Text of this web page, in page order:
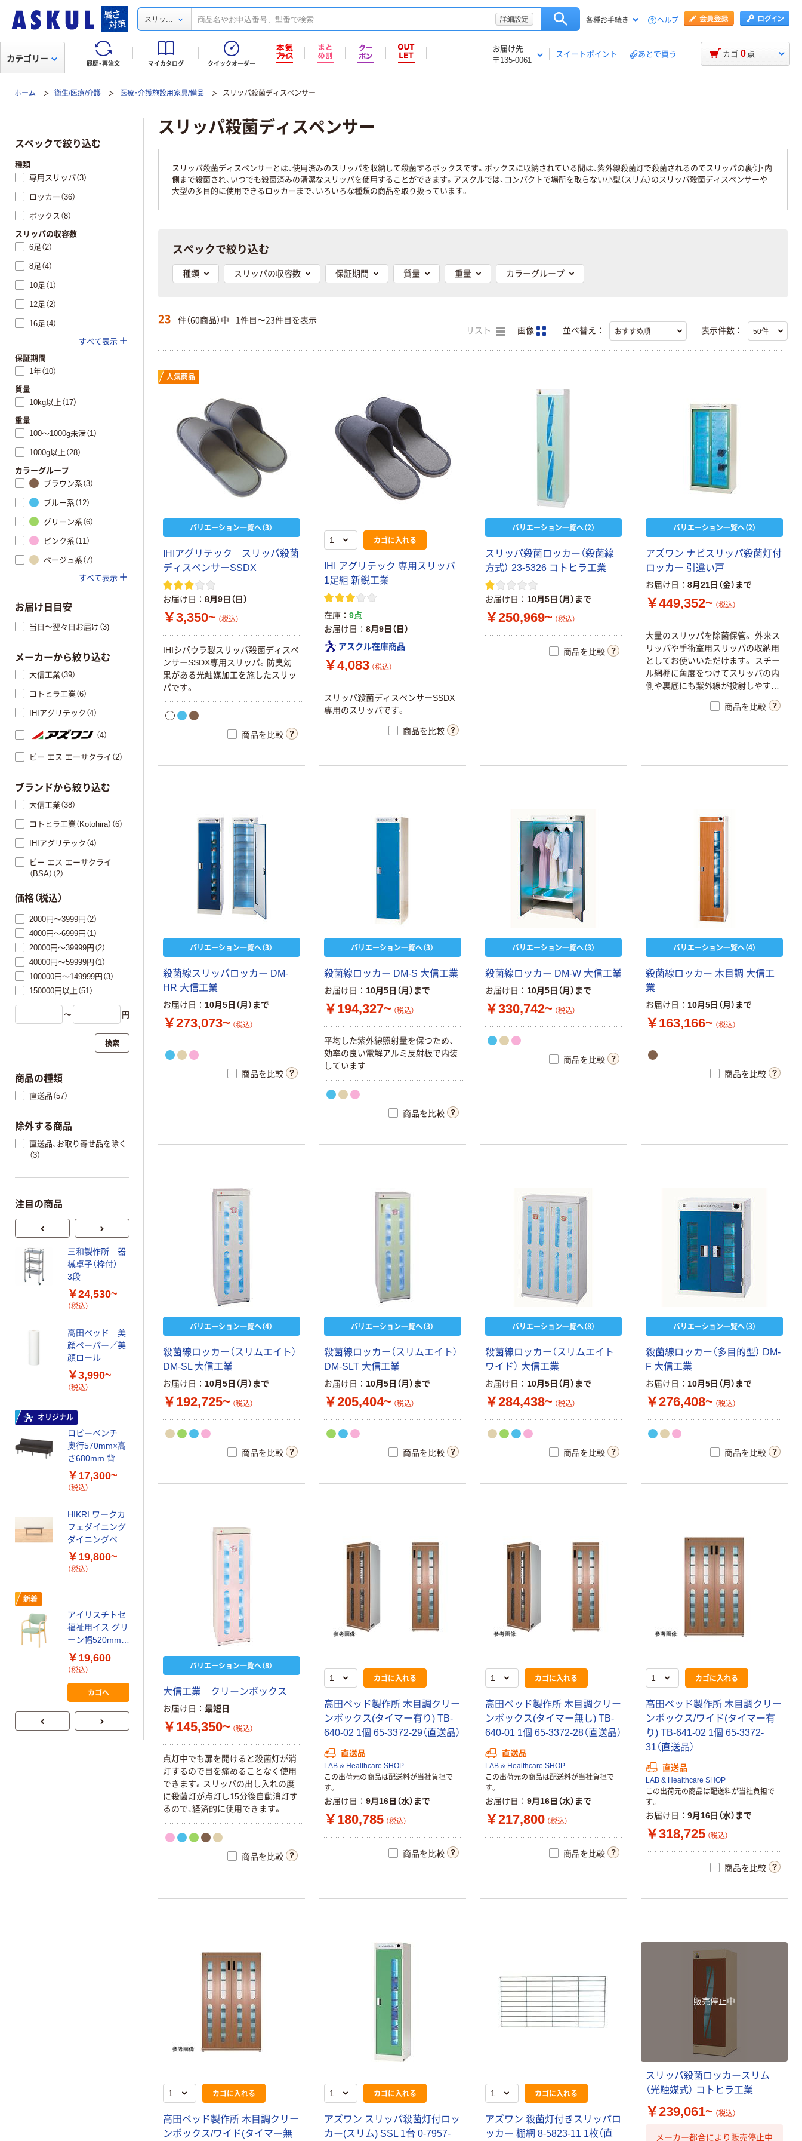
スリッ ... 詳細設定 各種お手続き ヘルプ
履歴・再注文 マイカタログ クイックオーダー
お届け先
〒135-0061
スイートポイント あとで買う
カテゴリー カゴ 0 点
ホーム 衛生/医療/介護 医療・介護施設用家具/備品 スリッパ殺菌ディスペンサー
スリッパ殺菌ディスペンサー
スリッパ殺菌ディスペンサーとは、使用済みのスリッパを収納して殺菌するボックスです。ボックスに収納されている間は、紫外線殺菌灯で殺菌されるのでスリッパの裏側・内
側まで殺菌され、いつでも殺菌済みの清潔なスリッパを使用することができます。アスクルでは、コンパクトで場所を取らない小型（スリム）のスリッパ殺菌ディスペンサーや
大型の多目的に使用できるロッカーまで、いろいろな種類の商品を取り扱っています。
スペックで絞り込む
種類 スリッパの収容数 保証期間 質量 重量 カラーグループ
23 件（60商品）中 1件目〜23件目を表示
リスト 画像 並べ替え： 表示件数：
人気商品
バリエーション一覧へ（3）
IHIアグリテック スリッパ殺菌
ディスペンサーSSDX
お届け日 8月9日（日）
￥3,350~ （税込）
IHIシバウラ製スリッパ殺菌ディスペ
ンサーSSDX専用スリッパ。防臭効
果がある光触媒加工を施したスリッ
パです。
商品を比較
カゴに入れる
IHI アグリテック 専用スリッパ
1足組 新鋭工業
在庫
9点
お届け日
8月9日（日）
アスクル在庫商品
￥4,083 （税込）
スリッパ殺菌ディスペンサーSSDX
専用のスリッパです。
商品を比較
バリエーション一覧へ（2）
スリッパ殺菌ロッカー（殺菌線
方式） 23-5326 コトヒラ工業
お届け日 10月5日（月）まで
￥250,969~ （税込）
商品を比較
バリエーション一覧へ（2）
アズワン ナビスリッパ殺菌灯付
ロッカー 引違い戸
お届け日 8月21日（金）まで
￥449,352~ （税込）
大量のスリッパを除菌保管。 外来ス
リッパや手術室用スリッパの収納用
としてお使いいただけます。 スチー
ル網棚に角度をつけてスリッパの内
側や裏底にも紫外線が投射しやすく
なっています。 引き違い戸なので、
狭い所でも出し入れが容易です。 使
商品を比較
バリエーション一覧へ（3）
殺菌線スリッパロッカー DM-
HR 大信工業
お届け日 10月5日（月）まで
￥273,073~ （税込）
商品を比較
バリエーション一覧へ（3）
殺菌線ロッカー DM-S 大信工業
お届け日 10月5日（月）まで
￥194,327~ （税込）
平均した紫外線照射量を保つため、
効率の良い電解アルミ反射板で内装
しています
商品を比較
バリエーション一覧へ（3）
殺菌線ロッカー DM-W 大信工業
お届け日 10月5日（月）まで
￥330,742~ （税込）
商品を比較
バリエーション一覧へ（4）
殺菌線ロッカー 木目調 大信工
業
お届け日 10月5日（月）まで
￥163,166~ （税込）
商品を比較
バリエーション一覧へ（4）
殺菌線ロッカー（スリムエイト）
DM-SL 大信工業
お届け日 10月5日（月）まで
￥192,725~ （税込）
商品を比較
バリエーション一覧へ（3）
殺菌線ロッカー（スリムエイト）
DM-SLT 大信工業
お届け日 10月5日（月）まで
￥205,404~ （税込）
商品を比較
バリエーション一覧へ（8）
殺菌線ロッカー（スリムエイト
ワイド） 大信工業
お届け日 10月5日（月）まで
￥284,438~ （税込）
商品を比較
バリエーション一覧へ（3）
殺菌線ロッカー（多目的型） DM-
F 大信工業
お届け日 10月5日（月）まで
￥276,408~ （税込）
商品を比較
バリエーション一覧へ（8）
大信工業 クリーンボックス
お届け日 最短日
￥145,350~ （税込）
点灯中でも扉を開けると殺菌灯が消
灯するので目を痛めることなく使用
できます。スリッパの出し入れの度
に殺菌灯が点灯し15分後自動消灯す
るので、経済的に使用できます。
商品を比較
カゴに入れる
高田ベッド製作所 木目調クリー
ンボックス(タイマー有り) TB-
640-02 1個 65-3372-29（直送品）
直送品
LAB & Healthcare SHOP
この出荷元の商品は配送料が当社負担で
す。
お届け日 9月16日（水）まで
￥180,785 （税込）
商品を比較
カゴに入れる
高田ベッド製作所 木目調クリー
ンボックス(タイマー無し) TB-
640-01 1個 65-3372-28（直送品）
直送品
LAB & Healthcare SHOP
この出荷元の商品は配送料が当社負担で
す。
お届け日 9月16日（水）まで
￥217,800 （税込）
商品を比較
カゴに入れる
高田ベッド製作所 木目調クリー
ンボックス/ワイド(タイマー有
り) TB-641-02 1個 65-3372-
31（直送品）
直送品
LAB & Healthcare SHOP
この出荷元の商品は配送料が当社負担で
す。
お届け日 9月16日（水）まで
￥318,725 （税込）
商品を比較
カゴに入れる
高田ベッド製作所 木目調クリー
ンボックス/ワイド(タイマー無
カゴに入れる
アズワン スリッパ殺菌灯付ロッ
カー(スリム) SSL 1台 0-7957-
カゴに入れる
アズワン 殺菌灯付きスリッパロ
ッカー 棚網 8-5823-11 1枚（直
販売停止中
スリッパ殺菌ロッカースリム
（光触媒式） コトヒラ工業
￥239,061~ （税込）
メーカー都合により販売停止中
スペックで絞り込む
種類
専用スリッパ（3）
ロッカー（36）
ボックス（8）
スリッパの収容数
6足（2）
8足（4）
10足（1）
12足（2）
16足（4）
すべて表示
保証期間
1年（10）
質量
10kg以上（17）
重量
100～1000g未満（1）
1000g以上（28）
カラーグループ
ブラウン系（3）
ブルー系（12）
グリーン系（6）
ピンク系（11）
ベージュ系（7）
すべて表示
お届け日目安
当日〜翌々日お届け（3)
メーカーから絞り込む
大信工業（39）
コトヒラ工業（6）
IHIアグリテック（4）
（4）
ビー エス エーサクライ（2）
ブランドから絞り込む
大信工業（38）
コトヒラ工業（Kotohira）（6）
IHIアグリテック（4）
ビー エス エーサクライ
（BSA）（2）
価格（税込）
2000円～3999円（2）
4000円～6999円（1）
20000円～39999円（2）
40000円～59999円（1）
100000円～149999円（3）
150000円以上（51）
〜 円
検索
商品の種類
直送品（57）
除外する商品
直送品、お取り寄せ品を除く
（3）
注目の商品
三和製作所 器
械卓子（枠付）
3段
￥24,530~
（税込）
高田ベッド 美
顔ペーパー／美
顔ロール
￥3,990~
（税込）
オリジナル
ロビーベンチ
奥行570mm×高
さ680mm 背付
耐アルコール・
耐次亜塩素酸・
￥17,300~
（税込）
HIKRI ワークカ
フェダイニング
ダイニングベン
チ 幅1100mm
オレンジ DL-ア
￥19,800~
（税込）
新着
アイリスチトセ
福祉用イス グリ
ーン幅520mm
天然木 スタッキ
ング椅子 ダイニ
用 疲れにくい
安定
￥19,600
（税込）
カゴへ
ベッドシーツク
ロス スリット
￥16,231~
（税込）
サンワサプラ
イ ラウンドチ
ェア
￥18,100~
（税込）
省スペース設計
￥1,320~
￥7,990~
ロビーベンチ
PVC張地 背無し
￥8,460~
タマリビング マ
イキー ダイニン
グベンチ 幅
900mm ブラウ
ン 1脚（直送品）
￥9,217
カゴへ
￥29,800~
￥26,800~
アズワン エコノ
ミー診察台カバ
ー 白 RS-800W
1巻 7-9960-
01（直送品）
￥4,600 （税込）
人気商品
トヨダプロダク
ツ カルテラッ
クワゴン
￥24,530~
高田ベッド 美
顔ロール
（税込）
奥行570mm×高
さ680mm 背付
耐次亜塩素酸・
ダイニングベン
チ 幅1100mm
オレンジ DL-ア
リカベンチ
￥19,800~
（税込）
アイリスチトセ
福祉用イス グリ
用 疲れにくい
安定
（税込）